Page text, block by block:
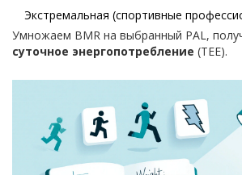
Экстремальная (спортивные
Умножаем BMR на выбранный PAL,
суточное энергопотребление (TEE).